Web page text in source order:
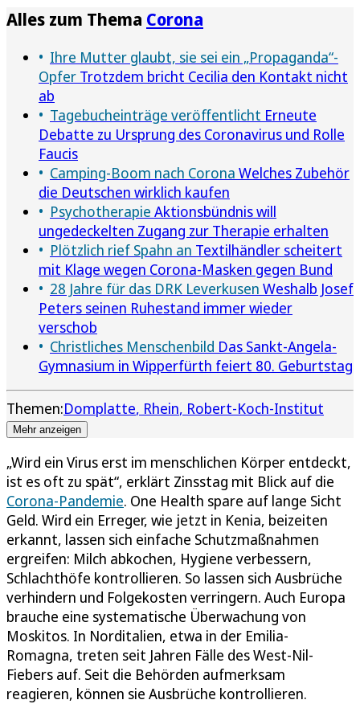
Alles zum Thema Corona
Ihre Mutter glaubt, sie sei ein „Propaganda“-
Opfer Trotzdem bricht Cecilia den Kontakt nicht
ab
Tagebucheinträge veröffentlicht Erneute
Debatte zu Ursprung des Coronavirus und Rolle
Faucis
Camping-Boom nach Corona Welches Zubehör
die Deutschen wirklich kaufen
Psychotherapie Aktionsbündnis will
ungedeckelten Zugang zur Therapie erhalten
Plötzlich rief Spahn an Textilhändler scheitert
mit Klage wegen Corona-Masken gegen Bund
28 Jahre für das DRK Leverkusen Weshalb Josef
Peters seinen Ruhestand immer wieder
verschob
Christliches Menschenbild Das Sankt-Angela-
Gymnasium in Wipperfürth feiert 80. Geburtstag
Themen:Domplatte Rhein Robert-Koch-Institut
Mehr anzeigen
„Wird ein Virus erst im menschlichen Körper entdeckt,
ist es oft zu spät“, erklärt Zinsstag mit Blick auf die
Corona-Pandemie. One Health spare auf lange Sicht
Geld. Wird ein Erreger, wie jetzt in Kenia, beizeiten
erkannt, lassen sich einfache Schutzmaßnahmen
ergreifen: Milch abkochen, Hygiene verbessern,
Schlachthöfe kontrollieren. So lassen sich Ausbrüche
verhindern und Folgekosten verringern. Auch Europa
brauche eine systematische Überwachung von
Moskitos. In Norditalien, etwa in der Emilia-
Romagna, treten seit Jahren Fälle des West-Nil-
Fiebers auf. Seit die Behörden aufmerksam
reagieren, können sie Ausbrüche kontrollieren.